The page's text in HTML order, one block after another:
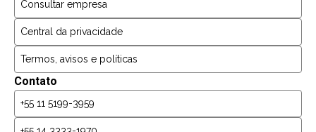
Consultar empresa
Central da privacidade
Termos, avisos e políticas
Contato
+55 11 5199-3959